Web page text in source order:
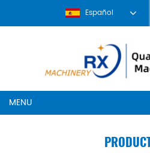
Español
MENU